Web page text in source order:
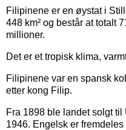
Filipinene er en øystat i
448 km² og består at totalt
millioner.
Det er et tropisk klima,
Filipinene var en spansk
etter kong Filip.
Fra 1898 ble landet solgt
1946. Engelsk er